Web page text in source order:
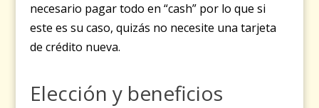
necesario pagar todo en “cash” por lo que si
este es su caso, quizás no necesite una tarjeta
de crédito nueva.
Elección y beneficios